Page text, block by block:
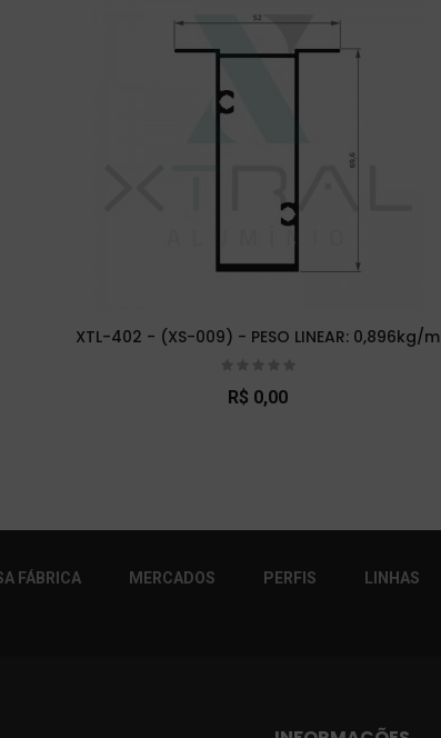
XTL-402 - (XS-009) - PESO LINEAR: 0,896kg/m
R$ 0,00
FÁBRICA MERCADOS PERFIS LINHAS